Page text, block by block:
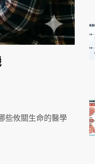
些攸關生命的醫學